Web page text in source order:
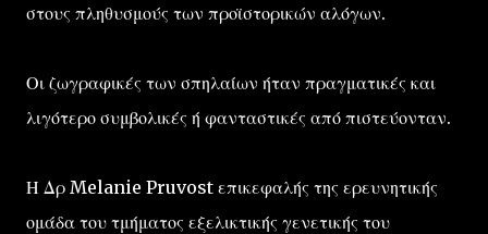
στους πληθυσμούς των προϊστορικών αλόγων.
Οι ζωγραφικές των σπηλαίων ήταν πραγματικές και
λιγότερο συμβολικές ή φανταστικές από πιστεύονταν.
Η Δρ Melanie Pruvost επικεφαλής της ερευνητικής
ομάδα του τμήματος εξελικτικής γενετικής του